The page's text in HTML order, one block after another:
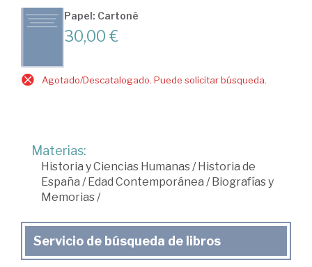
Papel: Cartoné
30,00 €
Agotado/Descatalogado. Puede solicitar búsqueda.
Materias:
Historia y Ciencias Humanas/ Historia de
España / Edad Contemporánea / Biografías y
Memorias/
Servicio de búsqueda de libros